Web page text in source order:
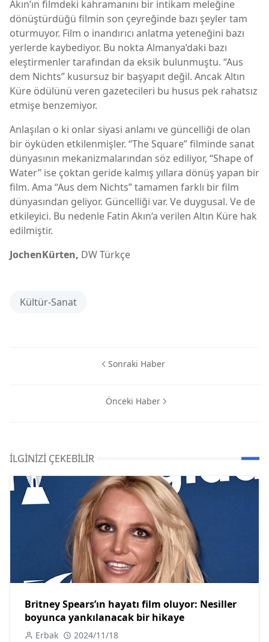
Akın’ın filmdeki kahramanını bir intikam meleğine
dönüştürdüğü filmin son çeyreğinde bazı şeyler tam
oturmuyor. Film o inandırıcı anlatma yeteneğini bazı
yerlerde kaybediyor. Bu nokta Almanya’daki bazı
eleştirmenler tarafından da eksik bulunmuştu. “Aus
dem Nichts” kusursuz bir başyapıt değil. Ancak Altın
Küre ödülünü veren gazetecileri bu husus pek rahatsız
etmişe benzemiyor.
Anlaşılan o ki onlar siyasi anlamı ve güncelliği de olan
bir öyküden etkilenmişler. “The Square” filminde sanat
dünyasının mekanizmalarından söz ediliyor, “Shape of
Water” ise çoktan geride kalmış yıllara dönüş yapan bir
film. Ama “Aus dem Nichts” tamamen farklı bir film
dünyasından geliyor. Güncelliği var. Ve duygusal. Ve de
etkileyici. Bu nedenle Fatin Akın‘a verilen Altın Küre hak
edilmiştir.
JochenKürten, DW Türkçe
Kültür-Sanat
Sonraki Haber
Önceki Haber
İLGINIZI ÇEKEBILIR
Britney Spears’ın hayatı film oluyor: Nesiller
boyunca yankılanacak bir hikaye
Erbak 2024/11/18